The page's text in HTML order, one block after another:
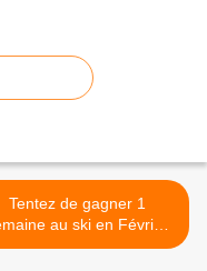
Tentez de gagner 1
au ski en Février
avec... >